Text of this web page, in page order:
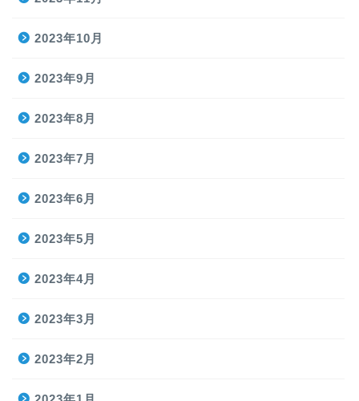
2023年10月
2023年9月
2023年8月
2023年7月
2023年6月
2023年5月
2023年4月
2023年3月
2023年2月